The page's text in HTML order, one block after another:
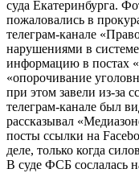
суда Екатеринбурга.
пожаловались в
телеграм-канале
нарушениями в
информацию в постах
«опорочивание
при этом завели из-за
телеграм-канале был
рассказывал
посты ссылки на
деле, только когда
В суде ФСБ сослалась